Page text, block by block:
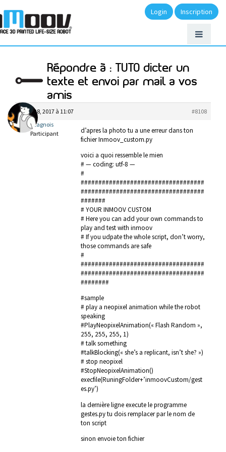
Login Inscription
Répondre à : TUTO dicter un
texte et envoi par mail a vos
amis
mars 28, 2017 à 11:07
#8108
lecagnois
Participant
d’apres la photo tu a une erreur dans ton
fichier Inmoov_custom.py
voici a quoi ressemble le mien
# — coding: utf-8 —
#
###################################
###################################
#######
# YOUR INMOOV CUSTOM
# Here you can add your own commands to
play and test with inmoov
# If you udpate the whole script, don’t worry,
those commands are safe
#
###################################
###################################
########
#sample
# play a neopixel animation while the robot
speaking
#PlayNeopixelAnimation(« Flash Random »,
255, 255, 255, 1)
# talk something
#talkBlocking(« she’s a replicant, isn’t she? »)
# stop neopixel
#StopNeopixelAnimation()
execfile(RuningFolder+’inmoovCustom/gest
es.py’)
la dernière ligne execute le programme
gestes.py tu dois remplacer par le nom de
ton script
sinon envoie ton fichier